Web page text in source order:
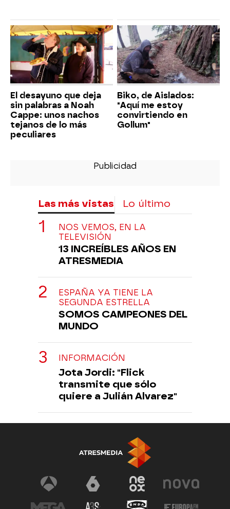
El desayuno que deja
sin palabras a Noah
Cappe: unos nachos
tejanos de lo más
peculiares
Biko, de Aislados:
"Aquí me estoy
convirtiendo en
Gollum"
Las más vistas Lo último
NOS VEMOS, EN LA
TELEVISIÓN
13 INCREÍBLES AÑOS EN
ATRESMEDIA
ESPAÑA YA TIENE LA
SEGUNDA ESTRELLA
SOMOS CAMPEONES DEL
MUNDO
INFORMACIÓN
Jota Jordi: "Flick
transmite que sólo
quiere a Julián Alvarez"